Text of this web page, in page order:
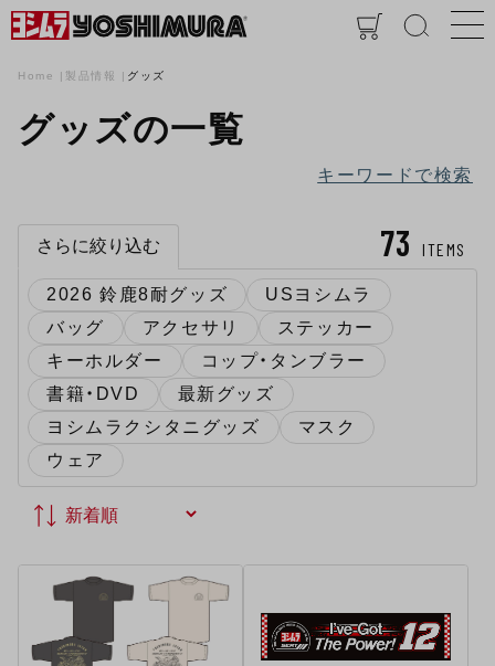
Home 製品情報 グッズ
グッズの一覧
キーワードで検索
73 ITEMS
さらに絞り込む
2026 鈴鹿8耐グッズ
USヨシムラ
バッグ
アクセサリ
ステッカー
キーホルダー
コップ・タンブラー
書籍・DVD
最新グッズ
ヨシムラクシタニグッズ
マスク
ウェア